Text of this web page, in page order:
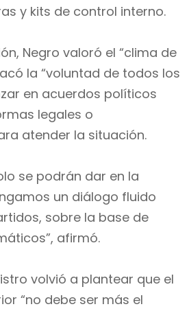
y kits de control interno.
Negro valoró el “clima de
la “voluntad de todos los
en acuerdos políticos
legales o
atender la situación.
se podrán dar en la
un diálogo fluido
sobre la base de
afirmó.
volvió a plantear que el
“no debe ser más el